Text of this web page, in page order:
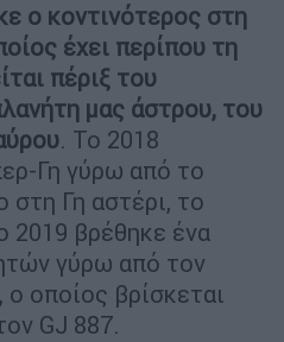
ο κοντινότερος στη
έχει περίπου τη
πέριξ του
μας άστρου, του
. Το 2018
Γη γύρω από το
στη Γη αστέρι, το
2019 βρέθηκε ένα
γύρω από τον
οποίος βρίσκεται
GJ 887.